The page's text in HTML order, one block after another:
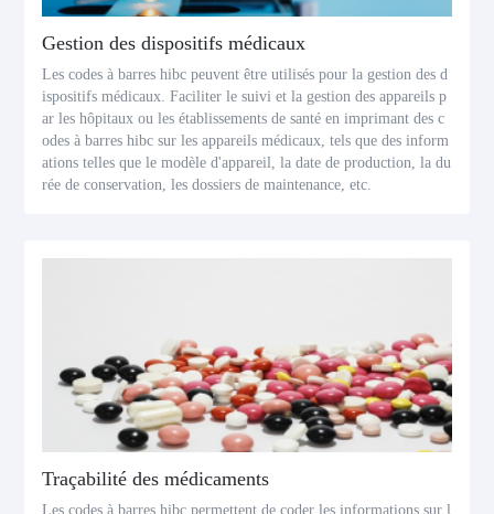
Gestion des dispositifs médicaux
Les codes à barres hibc peuvent être utilisés pour la gestion des d
ispositifs médicaux. Faciliter le suivi et la gestion des appareils p
ar les hôpitaux ou les établissements de santé en imprimant des c
odes à barres hibc sur les appareils médicaux, tels que des inform
ations telles que le modèle d'appareil, la date de production, la du
rée de conservation, les dossiers de maintenance, etc.
Traçabilité des médicaments
Les codes à barres hibc permettent de coder les informations sur l